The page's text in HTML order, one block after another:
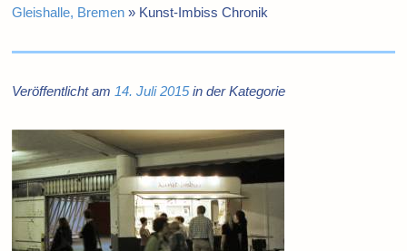
Gleishalle, Bremen » Kunst-Imbiss Chronik
Veröffentlicht am 14. Juli 2015in der Kategorie